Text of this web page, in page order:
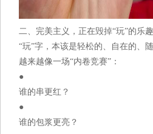
二、完美主义，正在毁掉“玩”的乐趣
“玩”字，本该是轻松的、自在的、
越来越像一场“内卷竞赛”：
●
谁的串更红？
●
谁的包浆更亮？